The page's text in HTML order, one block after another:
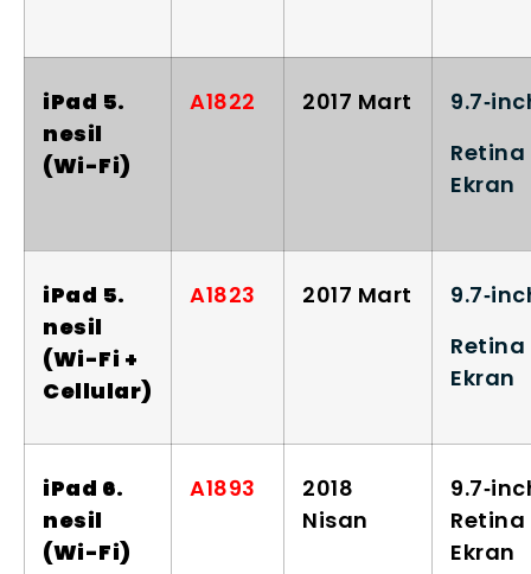
iPad 5.
nesil
(Wi-Fi)
A1822 2017 Mart
Retina
Ekran
iPad 5.
nesil
(Wi-Fi +
Cellular)
A1823 2017 Mart
Retina
Ekran
iPad 6.
nesil
(Wi-Fi)
A1893
2018
Nisan
Retina
Ekran